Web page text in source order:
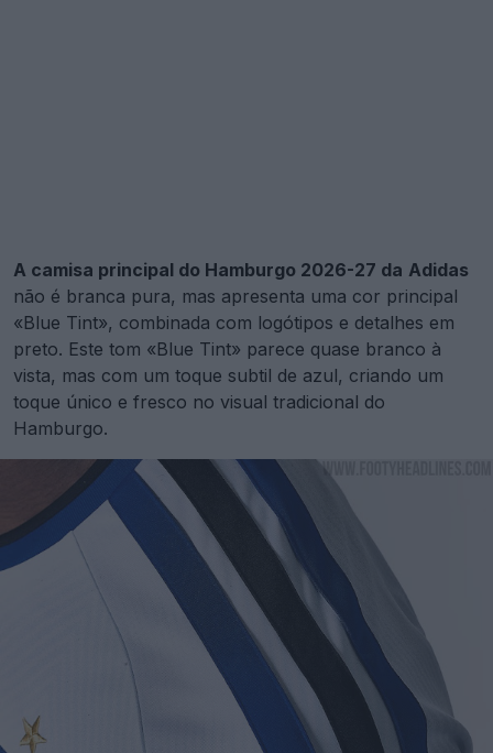
A camisa principal do Hamburgo 2026-27 da Adidas
não é branca pura, mas apresenta uma cor principal
«Blue Tint», combinada com logótipos e detalhes em
preto. Este tom «Blue Tint» parece quase branco à
vista, mas com um toque subtil de azul, criando um
toque único e fresco no visual tradicional do
Hamburgo.